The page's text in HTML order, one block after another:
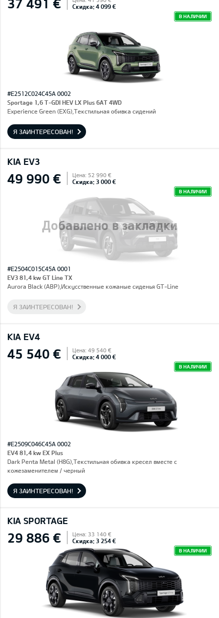
37 491 € Скидка: 4 099 €
В НАЛИЧИИ
#E2512C024C45A 0002
Sportage 1,6 T-GDI HEV LX Plus 6AT 4WD
Experience Green (EXG),Текстильная обивка сидений
Я ЗАИНТЕРЕСОВАН!
KIA EV3
Добавлено в закладки
49 990 € Цена: 52 990 €
Скидка: 3 000 €
В НАЛИЧИИ
#E2504C015C45A 0001
EV3 81,4 kw GT Line TX
Aurora Black (ABP),Искусственные кожаные сиденья GT-Line
Я ЗАИНТЕРЕСОВАН!
KIA EV4
45 540 € Цена: 49 540 €
Скидка: 4 000 €
В НАЛИЧИИ
#E2509C046C45A 0002
EV4 81,4 kw EX Plus
Dark Penta Metal (H8G),Текстильная обивка кресел вместе с
кожезаменителем / черный
Я ЗАИНТЕРЕСОВАН!
KIA SPORTAGE
29 886 € Цена: 33 140 €
Скидка: 3 254 €
В НАЛИЧИИ